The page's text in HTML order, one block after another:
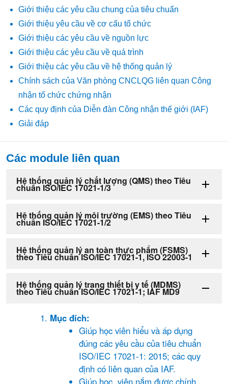
Giới thiệu các yêu cầu chung của tiêu chuẩn
Giới thiệu yêu cầu về cơ cấu tổ chức
Giới thiệu các yêu cầu về nguồn lực
Giới thiệu các yêu cầu về quá trình
Giới thiệu các yêu cầu về hệ thống quản lý
Chính sách của Văn phòng CNCLQG liên quan Công
nhận tổ chức chứng nhận
Các quy định của Diễn đàn Công nhận thế giới (IAF)
Giải đáp
Các module liên quan
Hệ thống quản lý chất lượng (QMS) theo Tiêu
chuẩn ISO/IEC 17021-1/3
Hệ thống quản lý môi trường (EMS) theo Tiêu
chuẩn ISO/IEC 17021-1/2
Hệ thống quản lý an toàn thực phẩm (FSMS)
theo Tiêu chuẩn ISO/IEC 17021-1, ISO 22003-1
Hệ thống quản lý trang thiết bị y tế (MDMS)
theo Tiêu chuẩn ISO/IEC 17021-1; IAF MD9
Mục đích:
Giúp học viên hiểu và áp dụng
đúng các yêu cầu của tiêu chuẩn
ISO/IEC 17021-1: 2015; các quy
định có liên quan của IAF.
Giúp học viên nắm được chính